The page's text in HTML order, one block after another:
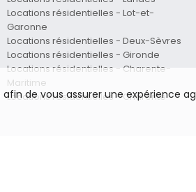
Locations résidentielles - Lot-et-
Garonne
Locations résidentielles - Deux-Sèvres
Locations résidentielles - Gironde
Locations résidentielles - Charente-
Maritime
Locations résidentielles - Charente
de vous assurer une expérience